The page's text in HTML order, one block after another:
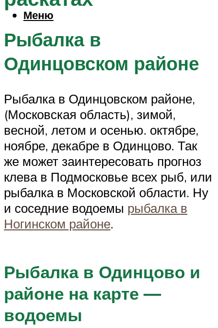
Меню
Рыбалка в
Одинцовском районе
Рыбалка в Одинцовском районе,
(Московская область), зимой,
весной, летом и осенью. октябре,
ноябре, декабре в Одинцово. Так
же может заинтересовать прогноз
клева в Подмосковье всех рыб, или
рыбалка в Московской области. Ну
и соседние водоемы рыбалка в
Ногинском районе.
Рыбалка в Одинцово и
районе на карте —
водоемы